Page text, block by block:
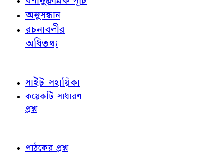
অনুসন্ধান
রচনাবলীর
অধিতথ্য
সাইট সহায়িকা
কয়েকটি সাধারণ
প্রশ্ন
পাঠকের প্রশ্ন